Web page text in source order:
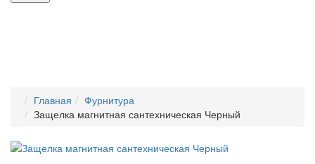
Главная
Фурнитура
Защелка магнитная сантехническая Черный